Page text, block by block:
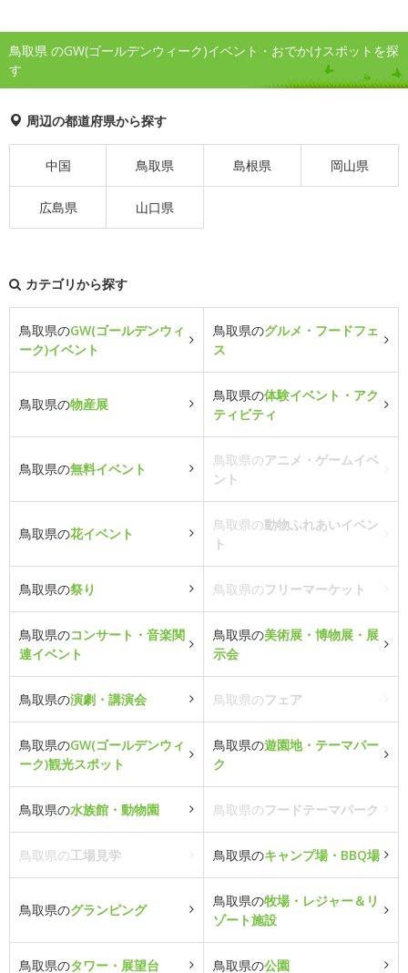
鳥取県 のGW(ゴールデンウィーク)イベント・おでかけスポットを探
す
周辺の都道府県から探す
中国 鳥取県 島根県 岡山県
広島県 山口県
カテゴリから探す
鳥取県のGW(ゴールデンウィ
ーク)イベント
鳥取県のグルメ・フードフェ
ス
鳥取県の物産展
鳥取県の体験イベント・アク
ティビティ
鳥取県の無料イベント
鳥取県のアニメ・ゲームイベ
ント
鳥取県の花イベント
鳥取県の動物ふれあいイベン
ト
鳥取県の祭り 鳥取県のフリーマーケット
鳥取県のコンサート・音楽関
連イベント
鳥取県の美術展・博物展・展
示会
鳥取県の演劇・講演会 鳥取県のフェア
鳥取県のGW(ゴールデンウィ
ーク)観光スポット
鳥取県の遊園地・テーマパー
ク
鳥取県の水族館・動物園 鳥取県のフードテーマパーク
鳥取県の工場見学 鳥取県のキャンプ場・BBQ場
鳥取県のグランピング
鳥取県の牧場・レジャー＆リ
ゾート施設
鳥取県のタワー・展望台 鳥取県の公園